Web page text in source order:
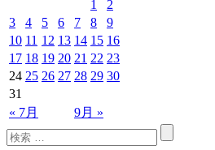
« 7月 9月 »
1
2
3
4 5 6 7 8
9
10 11 12 13 14 15 16
17 18 19 20 21 22 23
24 25 26 27 28 29 30
31